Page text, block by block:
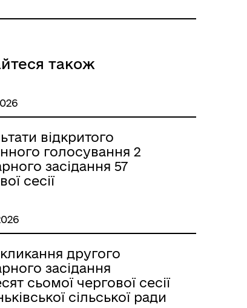
також
відкритого
голосування 2
засідання 57
сесії
другого
засідання
сьомої чергової сесії
сільської ради